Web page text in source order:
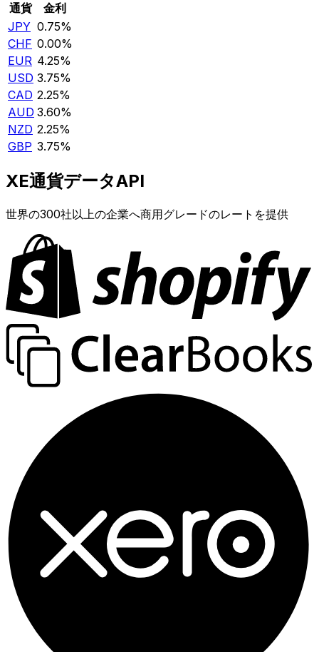
通貨
金利
JPY 0.75%
CHF 0.00%
EUR 4.25%
USD 3.75%
CAD 2.25%
AUD 3.60%
NZD 2.25%
GBP 3.75%
XE通貨データAPI
世界の300社以上の企業へ商用グレードのレートを提供